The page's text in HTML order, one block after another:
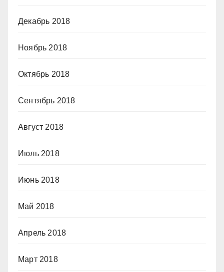
Декабрь 2018
Ноябрь 2018
Октябрь 2018
Сентябрь 2018
Август 2018
Июль 2018
Июнь 2018
Май 2018
Апрель 2018
Март 2018